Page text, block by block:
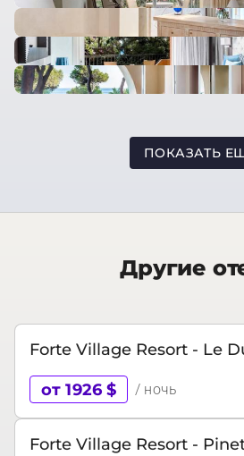
ПОКАЗАТЬ
Другие
Forte Village Resort - Le
от 1926 $ / ночь
Forte Village Resort -